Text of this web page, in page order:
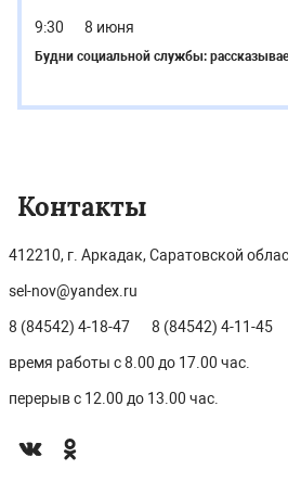
9:30 8 июня
Будни социальной службы:
Контакты
412210, г. Аркадак, Саратовской
sel-nov@yandex.ru
8 (84542) 4-18-47 8 (84542) 4-11-45
время работы с 8.00 до 17.00 час.
перерыв с 12.00 до 13.00 час.